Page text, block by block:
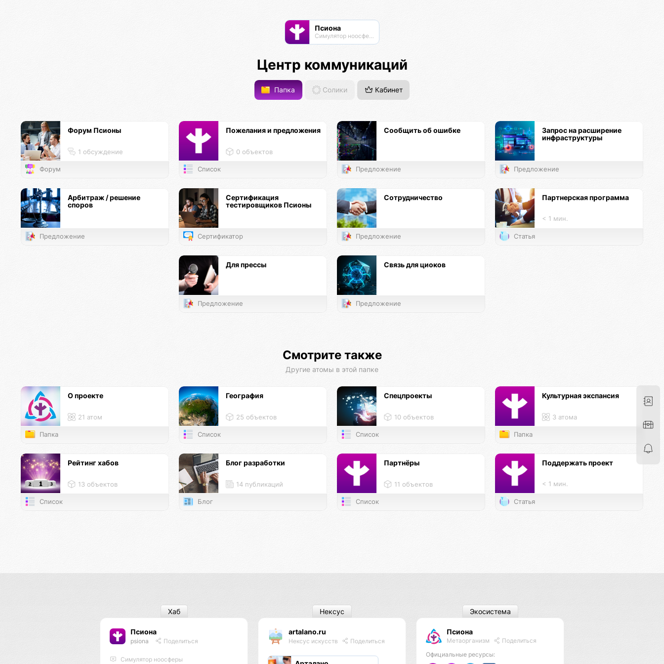
Псиона
Cимулятор ноосферы
Центр коммуникаций
Папка Солики Кабинет
Форум Псионы
1 обсуждение
Форум
Пожелания и предложения
0 объектов
Список
Сообщить об ошибке
Предложение
Запрос на расширение
инфраструктуры
Предложение
Арбитраж / решение
споров
Предложение
Сертификация
тестировщиков Псионы
Сертификатор
Сотрудничество
Предложение
Партнерская программа
< 1 мин.
Статья
Для прессы
Предложение
Связь для циоков
Предложение
Смотрите также
Другие атомы в этой папке
О проекте
21 атом
Папка
География
25 объектов
Список
Спецпроекты
10 объектов
Список
Культурная экспансия
3 атома
Папка
Рейтинг хабов
13 объектов
Список
Блог разработки
14 публикаций
Блог
Партнёры
11 объектов
Список
Поддержать проект
< 1 мин.
Статья
Псиона
psiona Поделиться
Cимулятор ноосферы
Хаб
artalano.ru
Нексус искусств Поделиться
Нексус
Псиона
Метаорганизм
Поделиться
Официальные ресурсы:
Экосистема